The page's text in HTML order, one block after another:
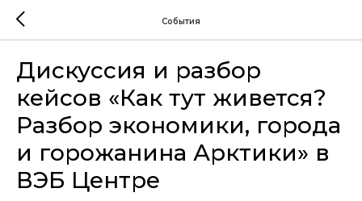
События
Дискуссия и разбор
кейсов «Как тут живется?
Разбор экономики, города
и горожанина Арктики» в
ВЭБ Центре